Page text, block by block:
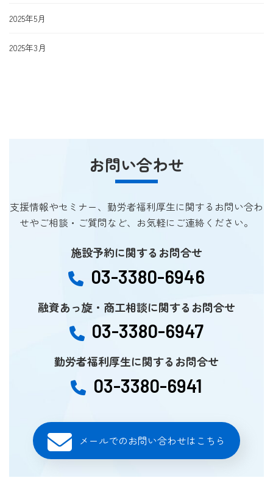
2025年5月
2025年3月
お問い合わせ
支援情報やセミナー、勤労者福利厚生に関するお問い合わ
せやご相談・ご質問など、お気軽にご連絡ください。
施設予約に関するお問合せ
03-3380-6946
融資あっ旋・商工相談に関するお問合せ
03-3380-6947
勤労者福利厚生に関するお問合せ
03-3380-6941
メールでのお問い合わせはこちら